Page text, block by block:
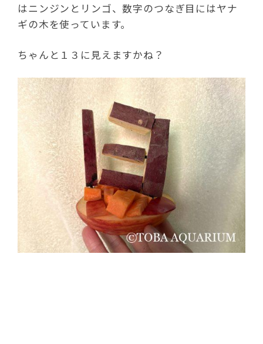
はニンジンとリンゴ、数字のつなぎ目にはヤナ
ギの木を使っています。
ちゃんと１３に見えますかね？